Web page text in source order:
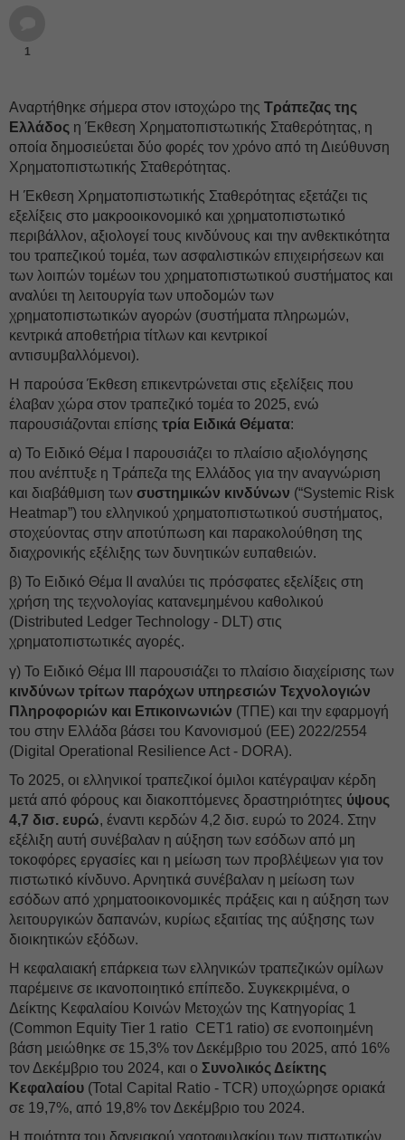
1
Αναρτήθηκε σήμερα στον ιστοχώρο της Τράπεζας της
Ελλάδος η Έκθεση Χρηματοπιστωτικής Σταθερότητας, η
οποία δημοσιεύεται δύο φορές τον χρόνο από τη Διεύθυνση
Χρηματοπιστωτικής Σταθερότητας.
Η Έκθεση Χρηματοπιστωτικής Σταθερότητας εξετάζει τις
εξελίξεις στο μακροοικονομικό και χρηματοπιστωτικό
περιβάλλον, αξιολογεί τους κινδύνους και την ανθεκτικότητα
του τραπεζικού τομέα, των ασφαλιστικών επιχειρήσεων και
των λοιπών τομέων του χρηματοπιστωτικού συστήματος και
αναλύει τη λειτουργία των υποδομών των
χρηματοπιστωτικών αγορών (συστήματα πληρωμών,
κεντρικά αποθετήρια τίτλων και κεντρικοί
αντισυμβαλλόμενοι).
Η παρούσα Έκθεση επικεντρώνεται στις εξελίξεις που
έλαβαν χώρα στον τραπεζικό τομέα το 2025, ενώ
παρουσιάζονται επίσης τρία Ειδικά Θέματα:
α) Το Ειδικό Θέμα Ι παρουσιάζει το πλαίσιο αξιολόγησης
που ανέπτυξε η Τράπεζα της Ελλάδος για την αναγνώριση
και διαβάθμιση των συστημικών κινδύνων (“Systemic Risk
Heatmap”) του ελληνικού χρηματοπιστωτικού συστήματος,
στοχεύοντας στην αποτύπωση και παρακολούθηση της
διαχρονικής εξέλιξης των δυνητικών ευπαθειών.
β) Το Ειδικό Θέμα ΙΙ αναλύει τις πρόσφατες εξελίξεις στη
χρήση της τεχνολογίας κατανεμημένου καθολικού
(Distributed Ledger Technology - DLT) στις
χρηματοπιστωτικές αγορές.
γ) Το Ειδικό Θέμα ΙΙΙ παρουσιάζει το πλαίσιο διαχείρισης των
κινδύνων τρίτων παρόχων υπηρεσιών Τεχνολογιών
Πληροφοριών και Επικοινωνιών (ΤΠΕ) και την εφαρμογή
του στην Ελλάδα βάσει του Κανονισμού (ΕΕ) 2022/2554
(Digital Operational Resilience Act - DORA).
Το 2025, οι ελληνικοί τραπεζικοί όμιλοι κατέγραψαν κέρδη
μετά από φόρους και διακοπτόμενες δραστηριότητες ύψους
4,7 δισ. ευρώ, έναντι κερδών 4,2 δισ. ευρώ το 2024. Στην
εξέλιξη αυτή συνέβαλαν η αύξηση των εσόδων από μη
τοκοφόρες εργασίες και η μείωση των προβλέψεων για τον
πιστωτικό κίνδυνο. Αρνητικά συνέβαλαν η μείωση των
εσόδων από χρηματοοικονομικές πράξεις και η αύξηση των
λειτουργικών δαπανών, κυρίως εξαιτίας της αύξησης των
διοικητικών εξόδων.
Η κεφαλαιακή επάρκεια των ελληνικών τραπεζικών ομίλων
παρέμεινε σε ικανοποιητικό επίπεδο. Συγκεκριμένα, ο
Δείκτης Κεφαλαίου Κοινών Μετοχών της Κατηγορίας 1
(Common Equity Tier 1 ratio CET1 ratio) σε ενοποιημένη
βάση μειώθηκε σε 15,3% τον Δεκέμβριο του 2025, από 16%
τον Δεκέμβριο του 2024, και ο Συνολικός Δείκτης
Κεφαλαίου (Total Capital Ratio - TCR) υποχώρησε οριακά
σε 19,7%, από 19,8% τον Δεκέμβριο του 2024.
Η ποιότητα του δανειακού χαρτοφυλακίου των πιστωτικών